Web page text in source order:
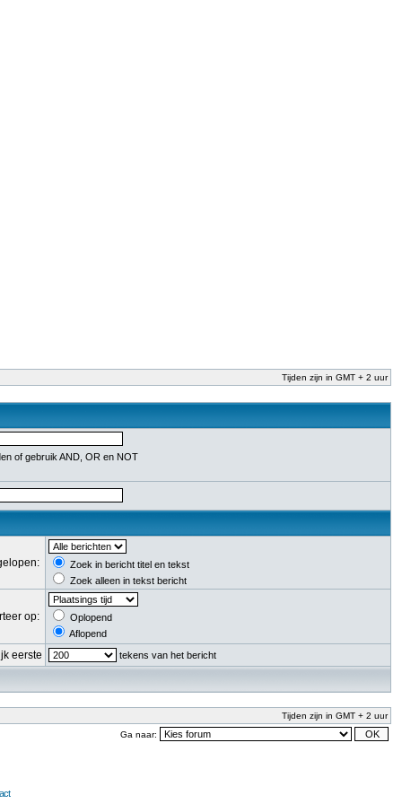
Tijden zijn in GMT + 2 uur
of gebruik AND, OR en NOT
Zoek in bericht titel en tekst
Zoek alleen in tekst bericht
op:
Oplopend
Aflopend
eerste tekens van het bericht
Tijden zijn in GMT + 2 uur
Ga naar: